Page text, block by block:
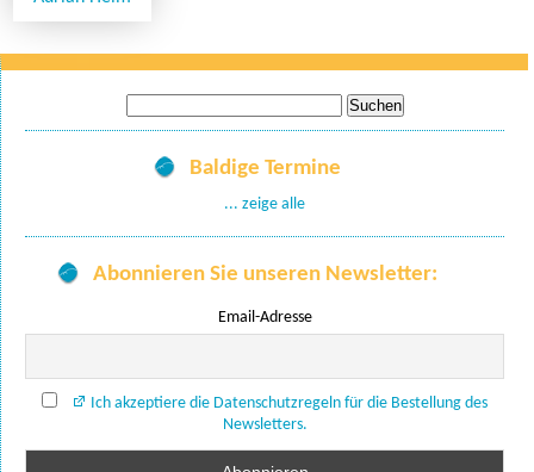
nach:
Baldige Termine
... zeige alle
Abonnieren Sie unseren Newsletter:
Email-Adresse
Ich akzeptiere die Datenschutzregeln für die Bestellung des
Newsletters.